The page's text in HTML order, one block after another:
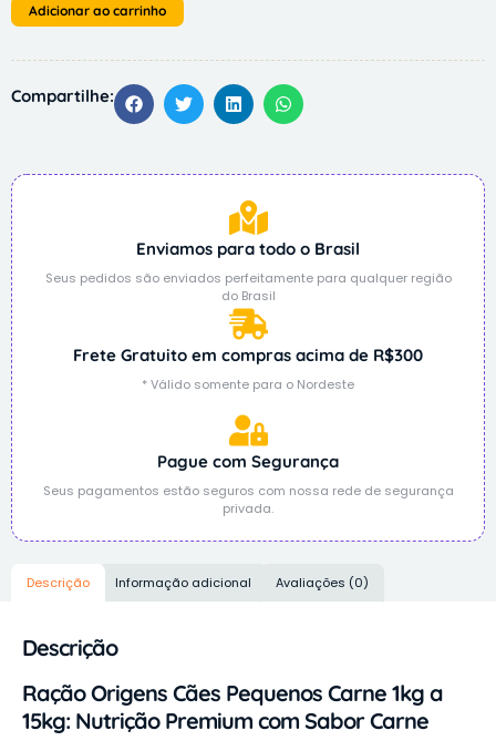
Adicionar ao carrinho
Compartilhe:
Enviamos para todo o Brasil
Seus pedidos são enviados perfeitamente para qualquer região
do Brasil
Frete Gratuito em compras acima de R$300
* Válido somente para o Nordeste
Pague com Segurança
Seus pagamentos estão seguros com nossa rede de segurança
privada.
Descrição Informação adicional Avaliações (0)
Descrição
Ração Origens Cães Pequenos Carne 1kg a
15kg: Nutrição Premium com Sabor Carne